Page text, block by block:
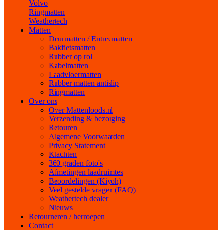
Volvo
Ringmatten
Weathertech
Matten
Deurmatten / Entreematten
Bakfietsmatten
Rubber op rol
Kabelmatten
Laadvloermatten
Rubber matten antislip
Ringmatten
Over ons
Over Mattenloods.nl
Verzending & bezorging
Retouren
Algemene Voorwaarden
Privacy Statement
Klachten
360 graden foto's
Afmetingen laadruimtes
Beoordelingen (Kiyoh)
Veel gestelde vragen (FAQ)
Weathertech dealer
Nieuws
Retourneren / herroepen
Contact